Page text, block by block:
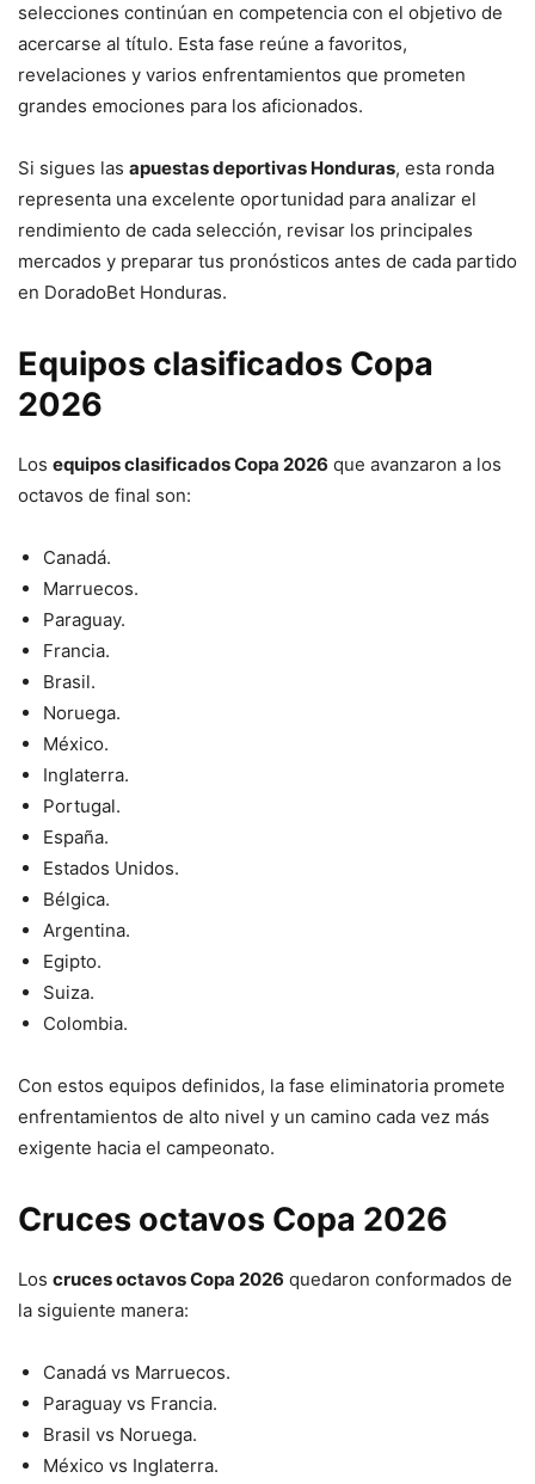
selecciones continúan en competencia con el objetivo de
acercarse al título. Esta fase reúne a favoritos,
revelaciones y varios enfrentamientos que prometen
grandes emociones para los aficionados.
Si sigues las apuestas deportivas Honduras, esta ronda
representa una excelente oportunidad para analizar el
rendimiento de cada selección, revisar los principales
mercados y preparar tus pronósticos antes de cada partido
en DoradoBet Honduras.
Equipos clasificados Copa
2026
Los equipos clasificados Copa 2026 que avanzaron a los
octavos de final son:
Canadá.
Marruecos.
Paraguay.
Francia.
Brasil.
Noruega.
México.
Inglaterra.
Portugal.
España.
Estados Unidos.
Bélgica.
Argentina.
Egipto.
Suiza.
Colombia.
Con estos equipos definidos, la fase eliminatoria promete
enfrentamientos de alto nivel y un camino cada vez más
exigente hacia el campeonato.
Cruces octavos Copa 2026
Los cruces octavos Copa 2026 quedaron conformados de
la siguiente manera:
Canadá vs Marruecos.
Paraguay vs Francia.
Brasil vs Noruega.
México vs Inglaterra.